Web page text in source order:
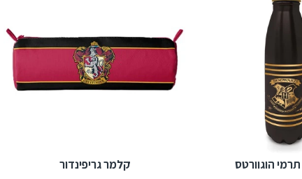
הוגוורטס קלמר גריפינדור